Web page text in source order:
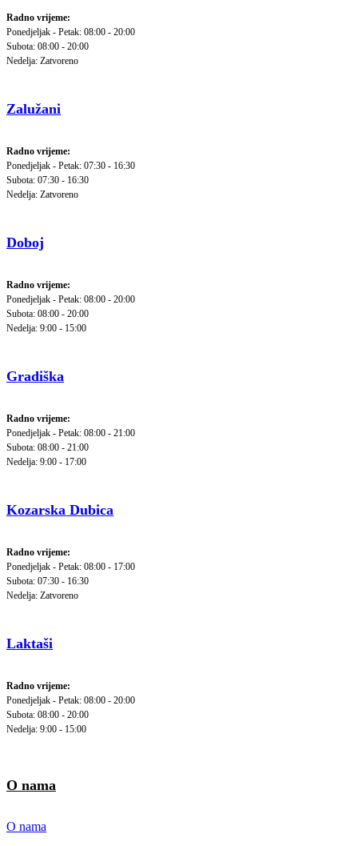
Radno vrijeme:
Ponedjeljak - Petak: 08:00 - 20:00
Subota: 08:00 - 20:00
Nedelja: Zatvoreno
Zalužani
Radno vrijeme:
Ponedjeljak - Petak: 07:30 - 16:30
Subota: 07:30 - 16:30
Nedelja: Zatvoreno
Doboj
Radno vrijeme:
Ponedjeljak - Petak: 08:00 - 20:00
Subota: 08:00 - 20:00
Nedelja: 9:00 - 15:00
Gradiška
Radno vrijeme:
Ponedjeljak - Petak: 08:00 - 21:00
Subota: 08:00 - 21:00
Nedelja: 9:00 - 17:00
Kozarska Dubica
Radno vrijeme:
Ponedjeljak - Petak: 08:00 - 17:00
Subota: 07:30 - 16:30
Nedelja: Zatvoreno
Laktaši
Radno vrijeme:
Ponedjeljak - Petak: 08:00 - 20:00
Subota: 08:00 - 20:00
Nedelja: 9:00 - 15:00
O nama
O nama